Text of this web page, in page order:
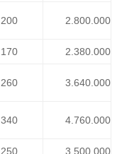
200 2.800.000
170 2.380.000
260 3.640.000
340 4.760.000
250 3.500.000